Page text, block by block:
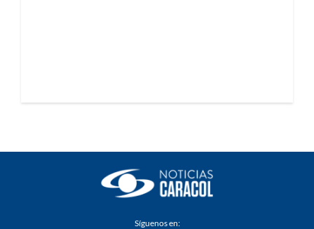
Síguenos en: